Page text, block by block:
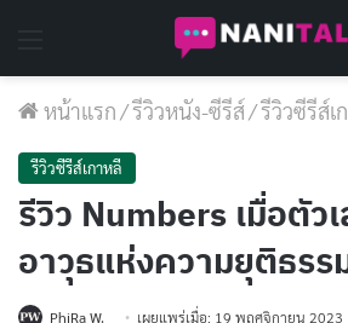
หน้าแรก/รีวิวหนัง-ซีรีส์/รีวิวซีรีส์เ
รีวิวซีรีส์เกาหลี
รีวิว Numbers เมื่อตัว
อาวุธแห่งความยุติธรร
PhiRa W.
เผยแพร่เมื่อ: 19 พฤศจิกายน 2023